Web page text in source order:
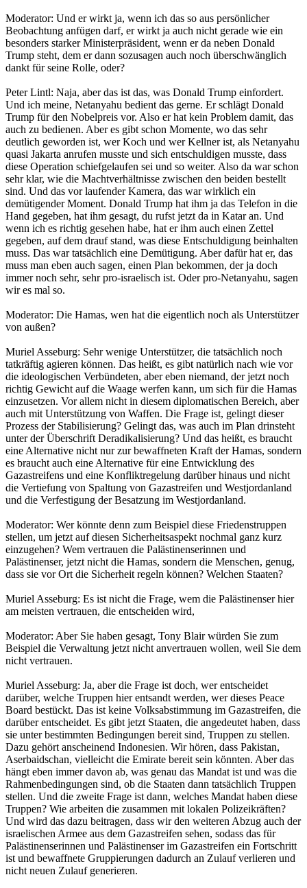
Moderator: Und er wirkt ja, wenn ich das so aus persönlicher
Beobachtung anfügen darf, er wirkt ja auch nicht gerade wie ein
besonders starker Ministerpräsident, wenn er da neben Donald
Trump steht, dem er dann sozusagen auch noch überschwänglich
dankt für seine Rolle, oder?
Peter Lintl: Naja, aber das ist das, was Donald Trump einfordert.
Und ich meine, Netanyahu bedient das gerne. Er schlägt Donald
Trump für den Nobelpreis vor. Also er hat kein Problem damit, das
auch zu bedienen. Aber es gibt schon Momente, wo das sehr
deutlich geworden ist, wer Koch und wer Kellner ist, als Netanyahu
quasi Jakarta anrufen musste und sich entschuldigen musste, dass
diese Operation schiefgelaufen sei und so weiter. Also da war schon
sehr klar, wie die Machtverhältnisse zwischen den beiden bestellt
sind. Und das vor laufender Kamera, das war wirklich ein
demütigender Moment. Donald Trump hat ihm ja das Telefon in die
Hand gegeben, hat ihm gesagt, du rufst jetzt da in Katar an. Und
wenn ich es richtig gesehen habe, hat er ihm auch einen Zettel
gegeben, auf dem drauf stand, was diese Entschuldigung beinhalten
muss. Das war tatsächlich eine Demütigung. Aber dafür hat er, das
muss man eben auch sagen, einen Plan bekommen, der ja doch
immer noch sehr, sehr pro-israelisch ist. Oder pro-Netanyahu, sagen
wir es mal so.
Moderator: Die Hamas, wen hat die eigentlich noch als Unterstützer
von außen?
Muriel Asseburg: Sehr wenige Unterstützer, die tatsächlich noch
tatkräftig agieren können. Das heißt, es gibt natürlich nach wie vor
die ideologischen Verbündeten, aber eben niemand, der jetzt noch
richtig Gewicht auf die Waage werfen kann, um sich für die Hamas
einzusetzen. Vor allem nicht in diesem diplomatischen Bereich, aber
auch mit Unterstützung von Waffen. Die Frage ist, gelingt dieser
Prozess der Stabilisierung? Gelingt das, was auch im Plan drinsteht
unter der Überschrift Deradikalisierung? Und das heißt, es braucht
eine Alternative nicht nur zur bewaffneten Kraft der Hamas, sondern
es braucht auch eine Alternative für eine Entwicklung des
Gazastreifens und eine Konfliktregelung darüber hinaus und nicht
die Vertiefung von Spaltung von Gazastreifen und Westjordanland
und die Verfestigung der Besatzung im Westjordanland.
Moderator: Wer könnte denn zum Beispiel diese Friedenstruppen
stellen, um jetzt auf diesen Sicherheitsaspekt nochmal ganz kurz
einzugehen? Wem vertrauen die Palästinenserinnen und
Palästinenser, jetzt nicht die Hamas, sondern die Menschen, genug,
dass sie vor Ort die Sicherheit regeln können? Welchen Staaten?
Muriel Asseburg: Es ist nicht die Frage, wem die Palästinenser hier
am meisten vertrauen, die entscheiden wird,
Moderator: Aber Sie haben gesagt, Tony Blair würden Sie zum
Beispiel die Verwaltung jetzt nicht anvertrauen wollen, weil Sie dem
nicht vertrauen.
Muriel Asseburg: Ja, aber die Frage ist doch, wer entscheidet
darüber, welche Truppen hier entsandt werden, wer dieses Peace
Board bestückt. Das ist keine Volksabstimmung im Gazastreifen, die
darüber entscheidet. Es gibt jetzt Staaten, die angedeutet haben, dass
sie unter bestimmten Bedingungen bereit sind, Truppen zu stellen.
Dazu gehört anscheinend Indonesien. Wir hören, dass Pakistan,
Aserbaidschan, vielleicht die Emirate bereit sein könnten. Aber das
hängt eben immer davon ab, was genau das Mandat ist und was die
Rahmenbedingungen sind, ob die Staaten dann tatsächlich Truppen
stellen. Und die zweite Frage ist dann, welches Mandat haben diese
Truppen? Wie arbeiten die zusammen mit lokalen Polizeikräften?
Und wird das dazu beitragen, dass wir den weiteren Abzug auch der
israelischen Armee aus dem Gazastreifen sehen, sodass das für
Palästinenserinnen und Palästinenser im Gazastreifen ein Fortschritt
ist und bewaffnete Gruppierungen dadurch an Zulauf verlieren und
nicht neuen Zulauf generieren.